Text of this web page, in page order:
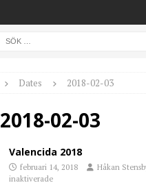
Dates 2018-02-03
2018-02-03
Valencida 2018
februari 14, 2018 Håkan
inaktiverade